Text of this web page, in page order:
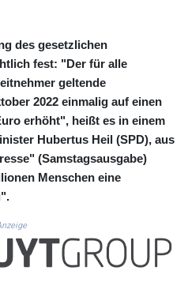
CVE 110.26363
CZK 24.258158
DJF 205.267449
DKK 7.477932
DOP 67.289164
DZD 152.967099
EGP 57.380687
ERN 17.342035
ETB 186.049588
GBP 0.858527
GEL 3.017966
GGP 0.8566
des gesetzlichen
fest: "Der für alle
geltende
2022 einmalig auf einen
erhöht", heißt es in einem
Hubertus Heil (SPD), aus
(Samstagsausgabe)
Menschen eine